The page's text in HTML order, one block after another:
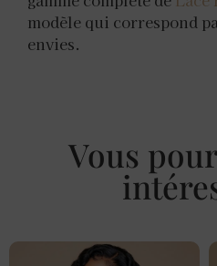
modèle qui correspond
envies.
Vous